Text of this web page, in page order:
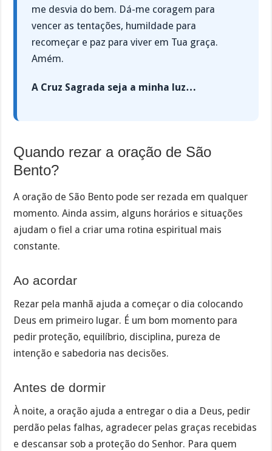
me desvia do bem. Dá-me coragem para
vencer as tentações, humildade para
recomeçar e paz para viver em Tua graça.
Amém.
A Cruz Sagrada seja a minha luz…
Quando rezar a oração de São
Bento?
A oração de São Bento pode ser rezada em qualquer
momento. Ainda assim, alguns horários e situações
ajudam o fiel a criar uma rotina espiritual mais
constante.
Ao acordar
Rezar pela manhã ajuda a começar o dia colocando
Deus em primeiro lugar. É um bom momento para
pedir proteção, equilíbrio, disciplina, pureza de
intenção e sabedoria nas decisões.
Antes de dormir
À noite, a oração ajuda a entregar o dia a Deus, pedir
perdão pelas falhas, agradecer pelas graças recebidas
e descansar sob a proteção do Senhor. Para quem